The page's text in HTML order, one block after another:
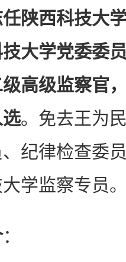
陕西科技大
大学党委委
高级监察官
。免去王为
纪律检查委
学监察专员
：